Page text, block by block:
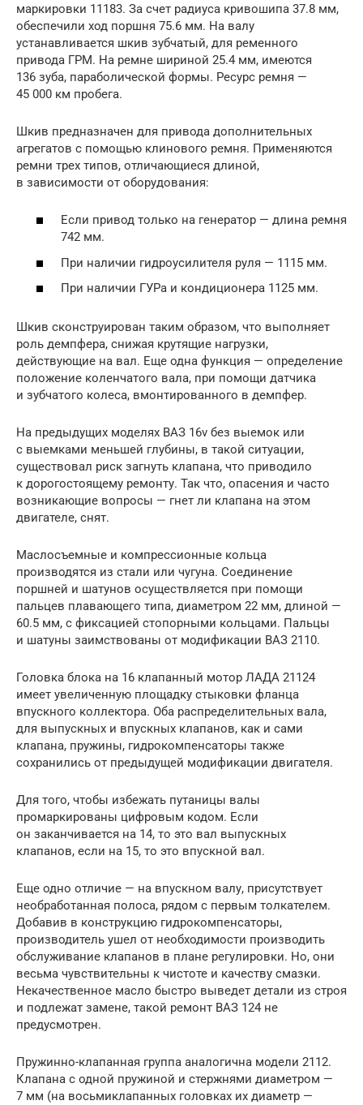
маркировки 11183. За счет радиуса кривошипа 37.8 мм,
обеспечили ход поршня 75.6 мм. На валу
устанавливается шкив зубчатый, для ременного
привода ГРМ. На ремне шириной 25.4 мм, имеются
136 зуба, параболической формы. Ресурс ремня —
45 000 км пробега.
Шкив предназначен для привода дополнительных
агрегатов с помощью клинового ремня. Применяются
ремни трех типов, отличающиеся длиной,
в зависимости от оборудования:
Если привод только на генератор — длина ремня
742 мм.
При наличии гидроусилителя руля — 1115 мм.
При наличии ГУРа и кондиционера 1125 мм.
Шкив сконструирован таким образом, что выполняет
роль демпфера, снижая крутящие нагрузки,
действующие на вал. Еще одна функция — определение
положение коленчатого вала, при помощи датчика
и зубчатого колеса, вмонтированного в демпфер.
На предыдущих моделях ВАЗ 16v без выемок или
с выемками меньшей глубины, в такой ситуации,
существовал риск загнуть клапана, что приводило
к дорогостоящему ремонту. Так что, опасения и часто
возникающие вопросы — гнет ли клапана на этом
двигателе, снят.
Маслосъемные и компрессионные кольца
производятся из стали или чугуна. Соединение
поршней и шатунов осуществляется при помощи
пальцев плавающего типа, диаметром 22 мм, длиной —
60.5 мм, с фиксацией стопорными кольцами. Пальцы
и шатуны заимствованы от модификации ВАЗ 2110.
Головка блока на 16 клапанный мотор ЛАДА 21124
имеет увеличенную площадку стыковки фланца
впускного коллектора. Оба распределительных вала,
для выпускных и впускных клапанов, как и сами
клапана, пружины, гидрокомпенсаторы также
сохранились от предыдущей модификации двигателя.
Для того, чтобы избежать путаницы валы
промаркированы цифровым кодом. Если
он заканчивается на 14, то это вал выпускных
клапанов, если на 15, то это впускной вал.
Еще одно отличие — на впускном валу, присутствует
необработанная полоса, рядом с первым толкателем.
Добавив в конструкцию гидрокомпенсаторы,
производитель ушел от необходимости производить
обслуживание клапанов в плане регулировки. Но, они
весьма чувствительны к чистоте и качеству смазки.
Некачественное масло быстро выведет детали из строя
и подлежат замене, такой ремонт ВАЗ 124 не
предусмотрен.
Пружинно-клапанная группа аналогична модели 2112.
Клапана с одной пружиной и стержнями диаметром —
7 мм (на восьмиклапанных головках их диаметр —